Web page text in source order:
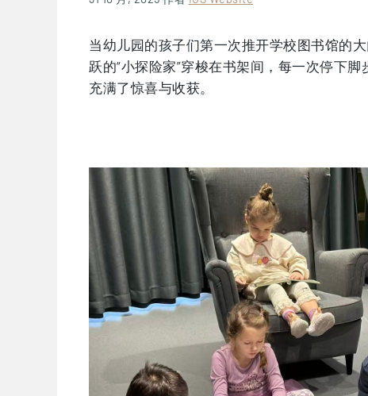
当幼儿园的孩子们第一次推开学校图书馆的
跃的“小探险家”穿梭在书架间，每一次停下
充满了惊喜与收获。